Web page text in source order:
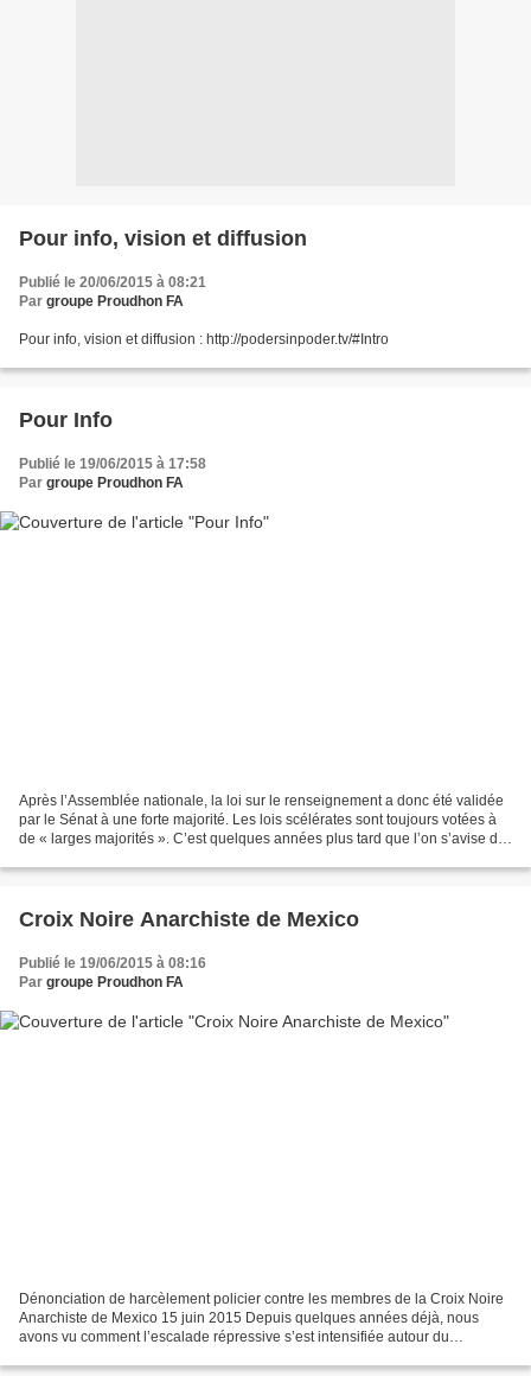
Pour info, vision et diffusion
Publié le 20/06/2015 à 08:21
Par groupe Proudhon FA
Pour info, vision et diffusion : http://podersinpoder.tv/#Intro
Pour Info
Publié le 19/06/2015 à 17:58
Par groupe Proudhon FA
Après l’Assemblée nationale, la loi sur le renseignement a donc été validée
par le Sénat à une forte majorité. Les lois scélérates sont toujours votées à
de « larges majorités ». C’est quelques années plus tard que l’on s’avise de
Croix Noire Anarchiste de Mexico
Publié le 19/06/2015 à 08:16
Par groupe Proudhon FA
Dénonciation de harcèlement policier contre les membres de la Croix Noire
Anarchiste de Mexico 15 juin 2015 Depuis quelques années déjà, nous
avons vu comment l’escalade répressive s’est intensifiée autour du